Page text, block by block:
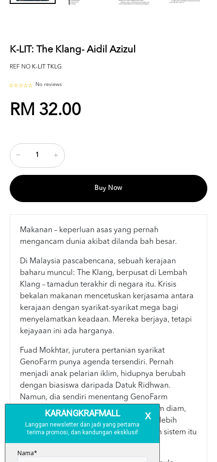
K-LIT: The Klang- Aidil Azizul
REF NO K-LIT TKLG
No reviews
RM 32.00
Buy Now
Makanan – keperluan asas yang pernah
mengancam dunia akibat dilanda bah besar.
Di Malaysia pascabencana, sebuah kerajaan
baharu muncul: The Klang, berpusat di Lembah
Klang – tamadun terakhir di negara itu. Krisis
bekalan makanan mencetuskan kerjasama antara
kerajaan dengan syarikat-syarikat mega bagi
menyelamatkan keadaan. Mereka berjaya, tetapi
kejayaan ini ada harganya.
Fuad Mokhtar, jurutera pertanian syarikat
GenoFarm punya agenda tersendiri. Pernah
menjadi anak pelarian iklim, hidupnya berubah
dengan biasiswa daripada Datuk Ridhwan.
Namun, dia sendiri menentang GenoFarm
terutamanya paten benih mereka. Dalam diam,
dia mencipta benih alternatif yang jauh lebih
murah dengan satu tujuan – merosakkan sistem itu
dari dalam.